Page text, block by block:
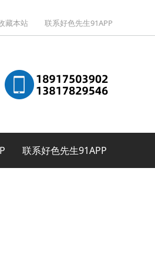
藏本站 联系好色先生91APP
联系好色先生91APP